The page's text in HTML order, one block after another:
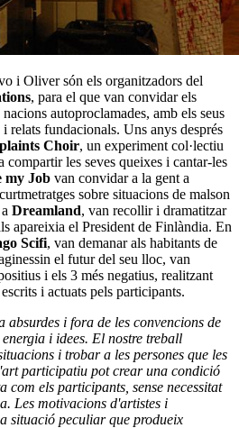
i Oliver són els organitzadors del
, para el que van convidar els
autoproclamades, amb els seus
relats fundacionals. Uns anys després
Choir, un experiment col·lectiu
compartir les seves queixes i cantar-les
my Job van convidar a la gent a
sobre situacions de malson
Dreamland, van recollir i dramatitzar
apareixia el President de Finlàndia. En
Scifi, van demanar als habitants de
el futur del seu lloc, van
i els 3 més negatius, realitzant
i actuats pels participants.
absurdes i fora de les convencions de
i idees. El nostre treball
i trobar a les persones que les
participatiu pot crear una condició
com els participants, sense necessitat
Les motivacions d'artistes i
situació peculiar que produeix